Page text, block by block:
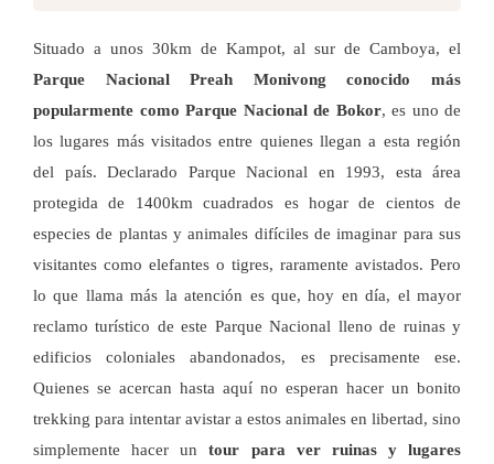
Situado a unos 30km de Kampot, al sur de Camboya, el
Parque Nacional Preah Monivong conocido más
popularmente como Parque Nacional de Bokor, es uno de
los lugares más visitados entre quienes llegan a esta región
del país. Declarado Parque Nacional en 1993, esta área
protegida de 1400km cuadrados es hogar de cientos de
especies de plantas y animales difíciles de imaginar para sus
visitantes como elefantes o tigres, raramente avistados. Pero
lo que llama más la atención es que, hoy en día, el mayor
reclamo turístico de este Parque Nacional lleno de ruinas y
edificios coloniales abandonados, es precisamente ese.
Quienes se acercan hasta aquí no esperan hacer un bonito
trekking para intentar avistar a estos animales en libertad, sino
simplemente hacer untour para ver ruinas y lugares